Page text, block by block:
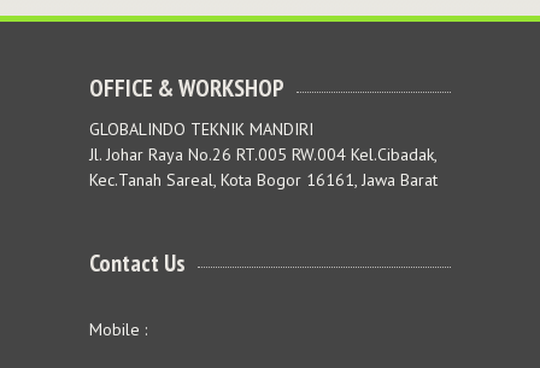
OFFICE & WORKSHOP
GLOBALINDO TEKNIK MANDIRI
Jl. Johar Raya No.26 RT.005 RW.004 Kel.Cibadak,
Kec.Tanah Sareal, Kota Bogor 16161, Jawa Barat
Contact Us
Mobile :